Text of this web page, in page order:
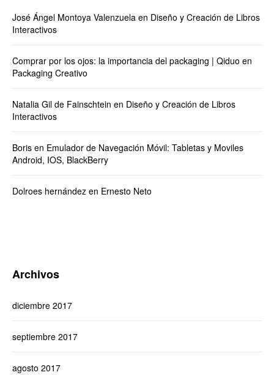
José Ángel Montoya Valenzuela en Diseño y Creación de Libros
Interactivos
Comprar por los ojos: la importancia del packaging | Qiduo en
Packaging Creativo
Natalia Gil de Fainschtein en Diseño y Creación de Libros
Interactivos
Boris en Emulador de Navegación Móvil: Tabletas y Moviles
Android, IOS, BlackBerry
Dolroes hernández en Ernesto Neto
Archivos
diciembre 2017
septiembre 2017
agosto 2017